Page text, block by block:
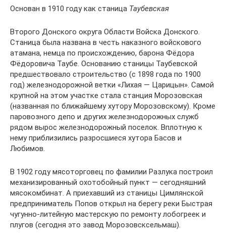
Основан в 1910 году как станица Таубевская
Второго Донского округа Области Войска Донского.
Станица была названа в честь наказного войскового
атамана, немца по происхождению, барона Фёдора
Фёдоровича Таубе. Основанию станицы Таубевской
предшествовало строительство (с 1898 года по 1900
год) железнодорожной ветки «Лихая — Царицын». Самой
крупной на этом участке стала станция Морозовская
(названная по ближайшему хутору Морозовскому). Кроме
паровозного депо и других железнодорожных служб
рядом вырос железнодорожный поселок. Вплотную к
нему приблизились разросшиеся хутора Басов и
Любимов.
В 1902 году мясоторговец по фамилии Разлука построил
механизированный охотобойный пункт — сегодняшний
мясокомбинат. А приехавший из станицы Цимлянской
предприниматель Попов открыл на берегу реки Быстрая
чугунно-литейную мастерскую по ремонту лобогреек и
плугов (сегодня это завод Морозовсксельмаш).